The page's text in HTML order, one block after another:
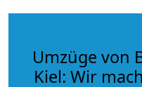
Umzüge von
Kiel: Wir